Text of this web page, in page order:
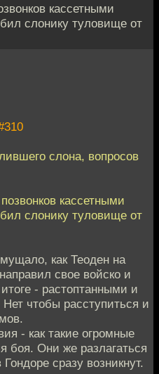
кассетными
слонику туловище от
слона, вопросов
кассетными
слонику туловище от
как Теоден на
свое войско и
- растоптанными и
чтобы расступиться и
- как такие огромные
боя. Они же разлагаться
сразу возникнут.